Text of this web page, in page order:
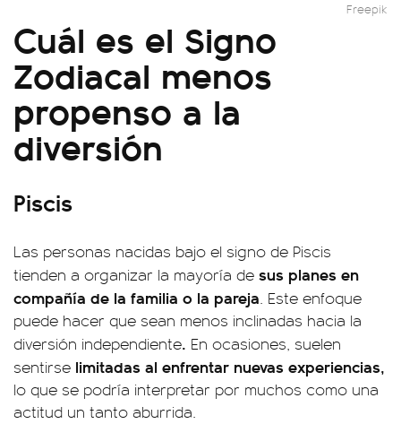
Freepik
Cuál es el Signo
Zodiacal menos
propenso a la
diversión
Piscis
Las personas nacidas bajo el signo de Piscis
tienden a organizar la mayoría de sus planes en
compañía de la familia o la pareja. Este enfoque
puede hacer que sean menos inclinadas hacia la
diversión independiente. En ocasiones, suelen
sentirse limitadas al enfrentar nuevas experiencias,
lo que se podría interpretar por muchos como una
actitud un tanto aburrida.